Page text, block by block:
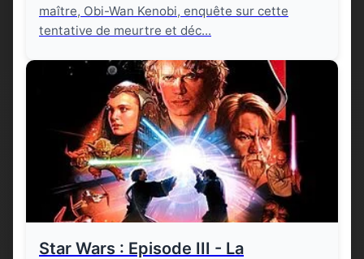
maître, Obi-Wan Kenobi, enquête sur cette
tentative de meurtre et déc...
Star Wars : Episode III - La